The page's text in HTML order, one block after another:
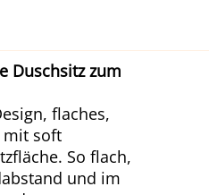
Duschsitz zum
flaches,
mit soft
So flach,
und im